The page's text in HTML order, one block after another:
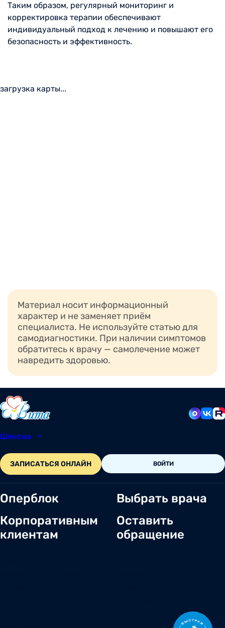
Таким образом, регулярный мониторинг и
корректировка терапии обеспечивают
индивидуальный подход к лечению и повышают его
безопасность и эффективность.
загрузка карты...
Материал носит информационный
характер и не заменяет приём
специалиста. Не используйте статью для
самодиагностики. При наличии симптомов
обратитесь к врачу — самолечение может
навредить здоровью.
Шексна
ЗАПИСАТЬСЯ ОНЛАЙН ВОЙТИ
Оперблок
Корпоративным
клиентам
Выбрать врача
Оставить
обращение